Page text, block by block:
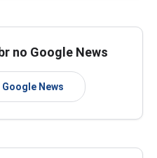
no Google News
News